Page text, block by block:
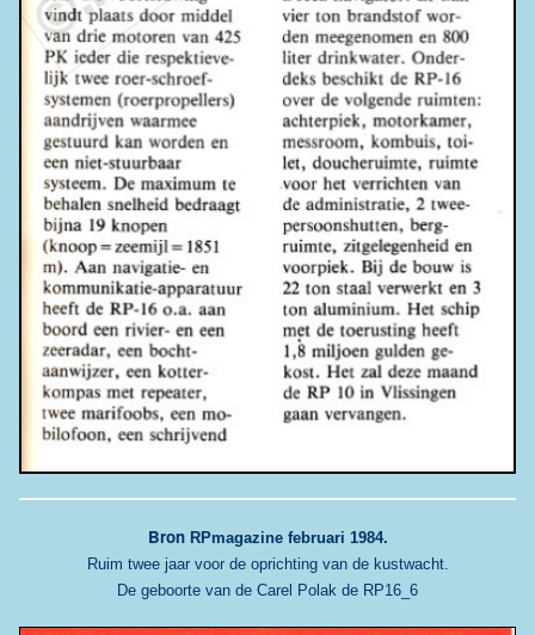
Bron RPmagazine februari 1984.
Ruim twee jaar voor de oprichting van de kustwacht.
De geboorte van de Carel Polak de RP16_6